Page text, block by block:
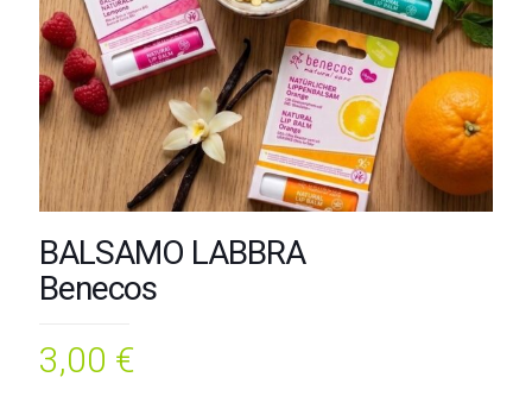
BALSAMO LABBRA
Benecos
3,00 €